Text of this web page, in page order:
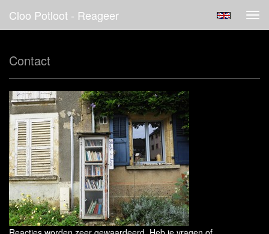
Cloo Potloot - Reageer
Contact